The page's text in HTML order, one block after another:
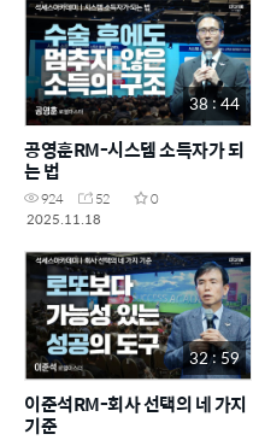
38 : 44
공영훈RM-시스템 소득자가 되
는 법
924 52
0
2025.11.18
32 : 59
이준석RM-회사 선택의 네 가지
기준